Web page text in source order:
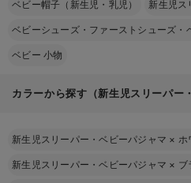
ベビー帽子（新生児・乳児） 新生児ス
ベビーシューズ・ファーストシューズ・
ベビー 小物
カラーから探す（新生児スリーパー
新生児スリーパー・ベビーパジャマ × ホ
新生児スリーパー・ベビーパジャマ × ブ